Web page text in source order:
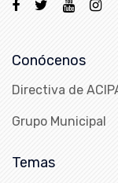
Conócenos
Directiva de
Grupo Municipal
Temas